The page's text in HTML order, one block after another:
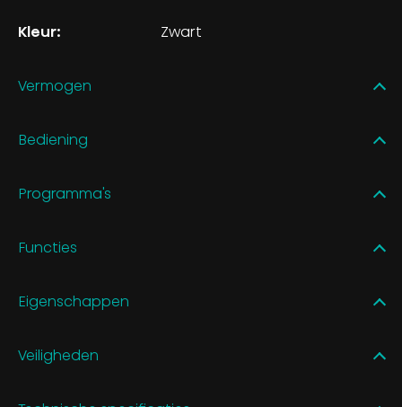
Kleur: Zwart
Vermogen
Bediening
Programma's
Functies
Eigenschappen
Veiligheden